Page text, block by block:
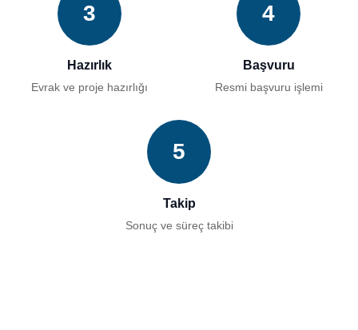
3
Hazırlık
Evrak ve proje hazırlığı
4
Başvuru
Resmi başvuru işlemi
5
Takip
Sonuç ve süreç takibi